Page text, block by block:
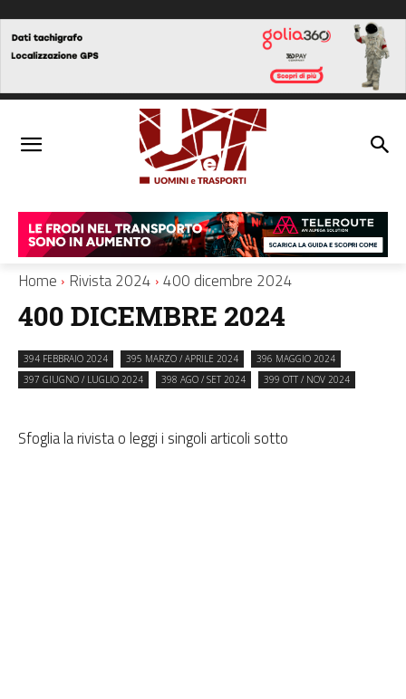
Home Rivista 2024 400 dicembre 2024
400 DICEMBRE 2024
394 FEBBRAIO 2024 395 MARZO / APRILE 2024
396 MAGGIO 2024
397 GIUGNO / LUGLIO 2024
398 AGO / SET 2024 399 OTT / NOV 2024
Sfoglia la rivista o leggi i singoli articoli sotto